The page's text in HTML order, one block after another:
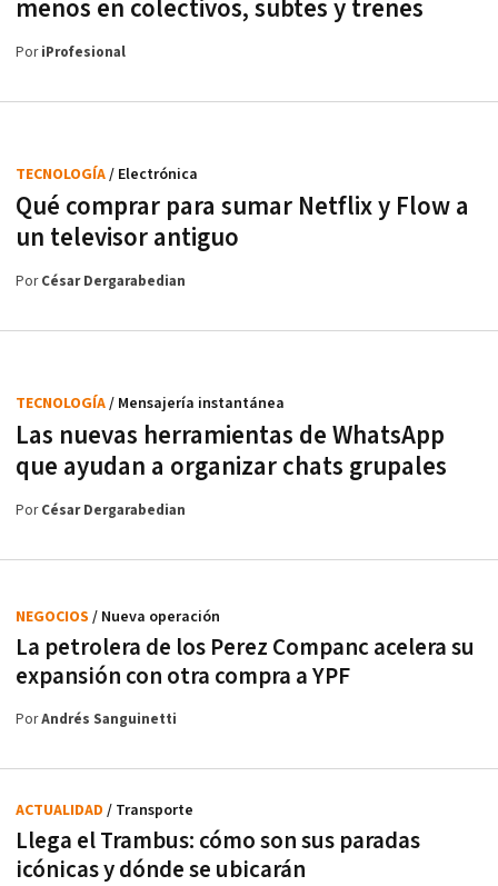
menos en colectivos, subtes y trenes
PoriProfesional
Qué comprar para sumar Netflix y Flow a
un televisor antiguo
TECNOLOGÍA/ Electrónica
PorCésar Dergarabedian
Las nuevas herramientas de WhatsApp
que ayudan a organizar chats grupales
TECNOLOGÍA/ Mensajería instantánea
PorCésar Dergarabedian
La petrolera de los Perez Companc acelera su
expansión con otra compra a YPF
NEGOCIOS / Nueva operación
PorAndrés Sanguinetti
Llega el Trambus: cómo son sus paradas
icónicas y dónde se ubicarán
ACTUALIDAD / Transporte